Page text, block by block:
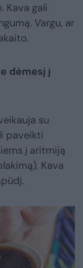
Kava gali
Vargu, ar
dėmesį į
su
paveikti
į aritmiją
Kava